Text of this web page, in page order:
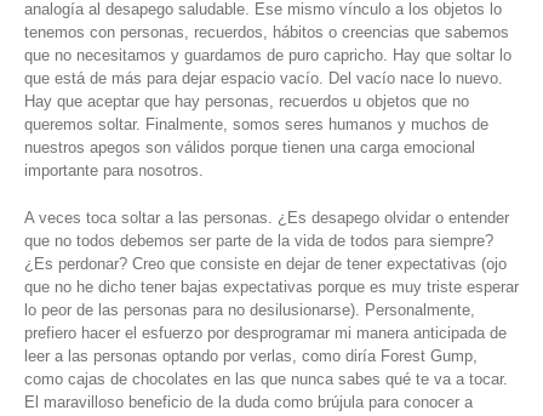
analogía al desapego saludable. Ese mismo vínculo a los objetos lo
tenemos con personas, recuerdos, hábitos o creencias que sabemos
que no necesitamos y guardamos de puro capricho. Hay que soltar lo
que está de más para dejar espacio vacío. Del vacío nace lo nuevo.
Hay que aceptar que hay personas, recuerdos u objetos que no
queremos soltar. Finalmente, somos seres humanos y muchos de
nuestros apegos son válidos porque tienen una carga emocional
importante para nosotros.
A veces toca soltar a las personas. ¿Es desapego olvidar o entender
que no todos debemos ser parte de la vida de todos para siempre?
¿Es perdonar? Creo que consiste en dejar de tener expectativas (ojo
que no he dicho tener bajas expectativas porque es muy triste esperar
lo peor de las personas para no desilusionarse). Personalmente,
prefiero hacer el esfuerzo por desprogramar mi manera anticipada de
leer a las personas optando por verlas, como diría Forest Gump,
como cajas de chocolates en las que nunca sabes qué te va a tocar.
El maravilloso beneficio de la duda como brújula para conocer a